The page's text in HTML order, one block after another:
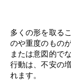
多くの形を取る
のや重度のもの
または意図的で
行動は、不安の
れます。